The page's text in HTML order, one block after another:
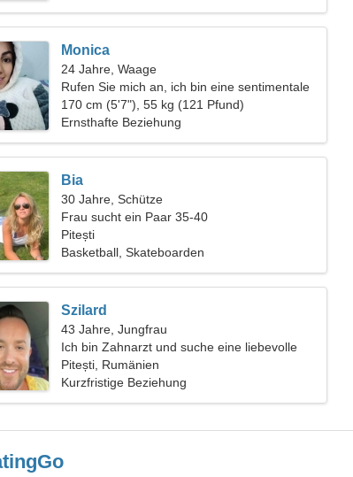
Monica
24 Jahre, Waage
Rufen Sie mich an, ich bin eine sentimentale
Frau
170 cm (5'7"), 55 kg (121 Pfund)
Ernsthafte Beziehung
Bia
30 Jahre, Schütze
Frau sucht ein Paar 35-40
Pitești
Basketball, Skateboarden
Szilard
43 Jahre, Jungfrau
Ich bin Zahnarzt und suche eine liebevolle
Frau
Pitești, Rumänien
Kurzfristige Beziehung